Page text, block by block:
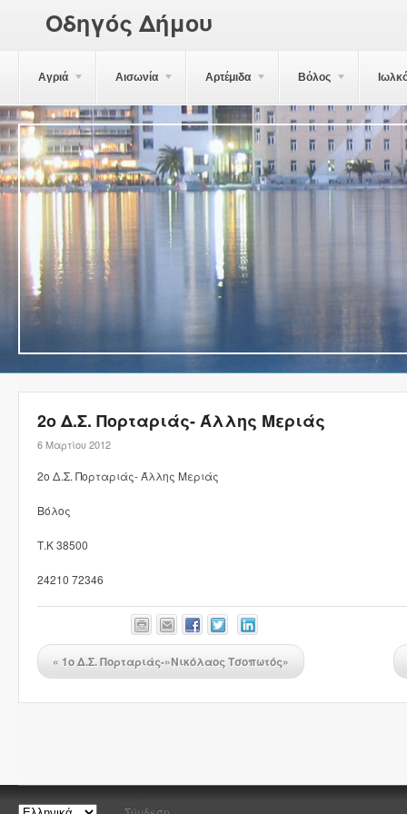
Οδηγός Δήμου
Αγριά Αισωνία Αρτέμιδα Βόλος
2ο Δ.Σ. Πορταριάς- Άλλης Μεριάς
6 Μαρτίου 2012
2ο Δ.Σ. Πορταριάς- Άλλης Μεριάς
Βόλος
Τ.Κ 38500
24210 72346
« 1ο Δ.Σ. Πορταριάς-»Νικόλαος Τσοπωτός»